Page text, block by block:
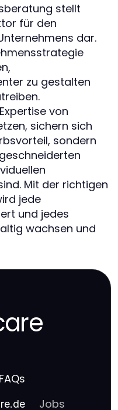
stellt
für den
dar.
zu gestalten
von
sichern sich
sondern
Mit der richtigen
jede
und jedes
wachsen und
FAQs
Jobs